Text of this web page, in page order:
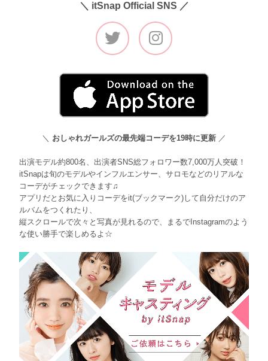
＼ itSnap Official SNS ／
＼ おしゃれガールズの最先端コーデを19時に更新 ／
出演モデル約800名、出演者SNS総フォロワー数7,000万人突破！
itSnapは旬のモデルやインフルエンサー、サロモなどのリアルな
コーデがチェックできます♫
アプリだとお気に入りコーデをit(ブックマーク)して自分だけのア
ルバムをつくれたり、
縦スクロールで次々と写真が見れるので、まるでInstagramのよう
な使い勝手で楽しめるよ☆